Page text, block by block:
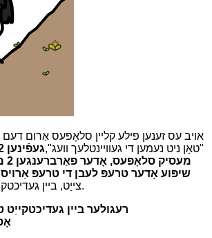
אויב עס זענען פילע קליין סלאָפּעס אַרום דעם
"טאָן ניט נעמען די געוויינטלעך וועג",
שיפּוע אָדער טרעפּ לעבן די טרעפּ אַרויס
צייַט, ביין געדיכטקייַט וועט פֿאַרבעסערן.
רעגולער ביין